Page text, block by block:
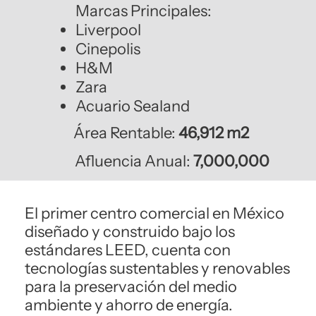
Marcas Principales:
Liverpool
Cinepolis
H&M
Zara
Acuario Sealand
Área Rentable:46,912 m2
Afluencia Anual: 7,000,000
El primer centro comercial en México
diseñado y construido bajo los
estándares LEED, cuenta con
tecnologías sustentables y renovables
para la preservación del medio
ambiente y ahorro de energía.